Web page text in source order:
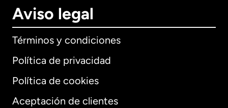
Aviso legal
Términos y condiciones
Política de privacidad
Política de cookies
Aceptación de clientes